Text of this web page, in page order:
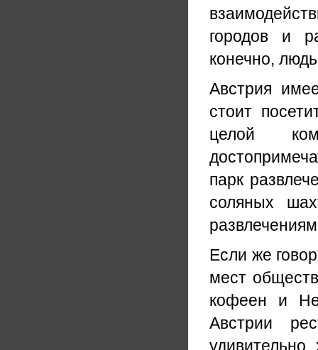
городов и
конечно,
Австрия
стоит
целой
парк
соляных
Если же
мест
кофеен и
Австрии